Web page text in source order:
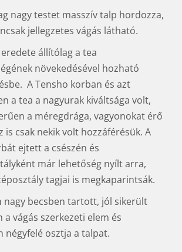
nagy testet masszív talp hordozza,
jellegzetes vágás látható.
állítólag a tea
növekedésével hozható
A Tensho korban és azt
a tea a nagyurak kiváltsága volt,
a méregdrága, vagyonokat érő
is csak nekik volt hozzáférésük. A
ejtett a csészén és
már lehetőség nyílt arra,
tagjai is megkaparintsák.
nagy becsben tartott, jól sikerült
a vágás szerkezeti elem és
négyfelé osztja a talpat.